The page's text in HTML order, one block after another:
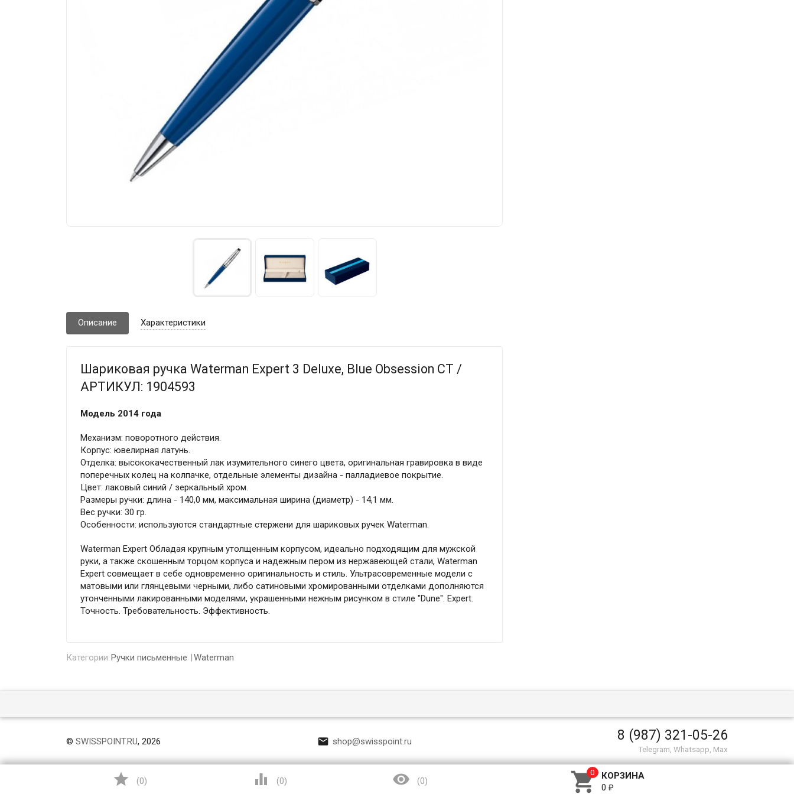
Описание Характеристики
Шариковая ручка Waterman Expert 3 Deluxe, Blue Obsession CT /
АРТИКУЛ: 1904593
Модель 2014 года
Механизм: поворотного действия.
Корпус: ювелирная латунь.
Отделка: высококачественный лак изумительного синего цвета, оригинальная гравировка в виде
поперечных колец на колпачке, отдельные элементы дизайна - палладиевое покрытие.
Цвет: лаковый синий / зеркальный хром.
Размеры ручки: длина - 140,0 мм, максимальная ширина (диаметр) - 14,1 мм.
Вес ручки: 30 гр.
Особенности: используются стандартные стержени для шариковых ручек Waterman.
Waterman Expert Обладая крупным утолщенным корпусом, идеально подходящим для мужской
руки, а также скошенным торцом корпуса и надежным пером из нержавеющей стали, Waterman
Expert совмещает в себе одновременно оригинальность и стиль. Ультрасовременные модели с
матовыми или глянцевыми черными, либо сатиновыми хромированными отделками дополняются
утонченными лакированными моделями, украшенными нежным рисунком в стиле "Dune". Expert.
Точность. Требовательность. Эффективность.
Категории:Ручки письменные Waterman
©SWISSPOINT.RU, 2026  shop@swisspoint.ru 8 (987) 321-05-26
Telegram, Whatsapp, Max
 (0)  (0)  (0)  КОРЗИНА
0 ₽